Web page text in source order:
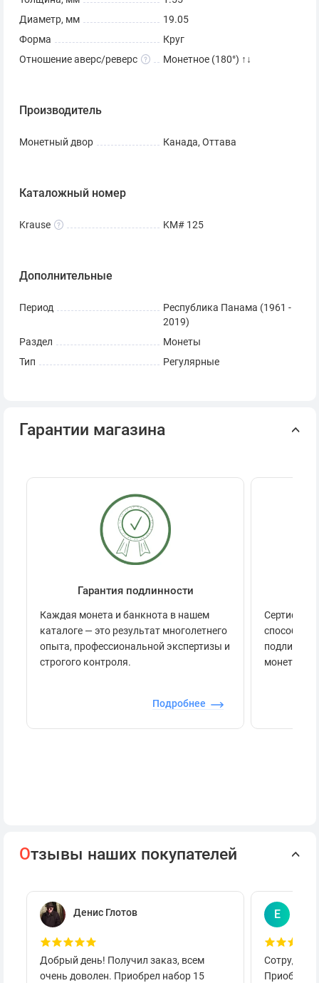
Диаметр, мм
19.05
Форма
Круг
Отношение аверс/реверс
Монетное (180°) ↑↓
Производитель
Монетный двор Канада, Оттава
Каталожный номер
Krause KM# 125
Дополнительные
Период
Республика Панама (1961 -
2019)
Раздел
Монеты
Тип
Регулярные
Гарантии магазина
Гарантия подлинности
Каждая монета и банкнота в нашем
каталоге — это результат многолетнего
опыта, профессиональной экспертизы и
строгого контроля.
Подробнее
способов
монеты.
Отзывы наших покупателей
Денис Глотов
Добрый день! Получил заказ, всем
очень доволен. Приобрел набор 15
Е